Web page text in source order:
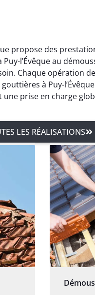
propose des
l’Évêque au
Chaque opération
à Puy-
une prise en charge
LES RÉALISATIONS
04
Très
de
de
avec un